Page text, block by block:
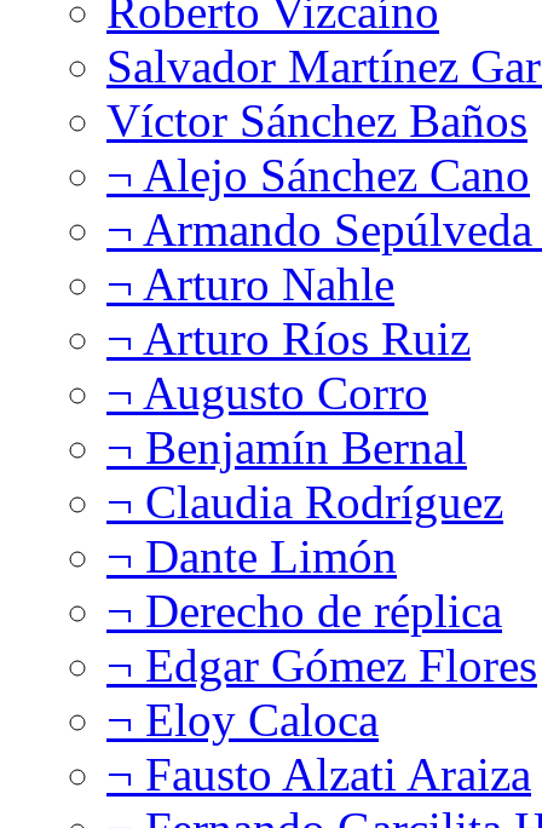
Roberto Vizcaíno
Salvador Martínez
Víctor Sánchez Baños
¬ Alejo Sánchez Cano
¬ Armando
¬ Arturo Nahle
¬ Arturo Ríos Ruiz
¬ Augusto Corro
¬ Benjamín Bernal
¬ Claudia Rodríguez
¬ Dante Limón
¬ Derecho de réplica
¬ Edgar Gómez Flores
¬ Eloy Caloca
¬ Fausto Alzati Araiza